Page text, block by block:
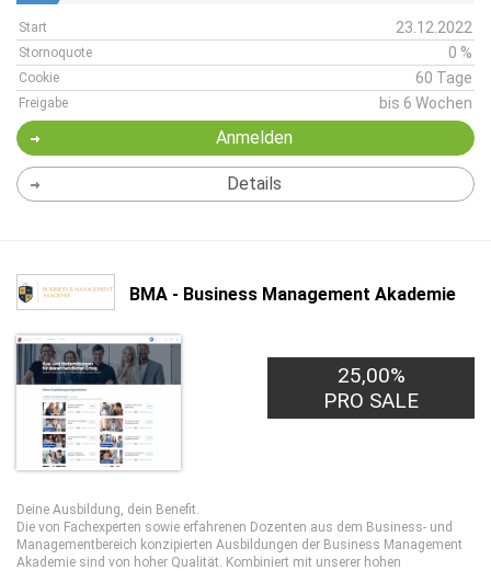
Start 23.12.2022
Stornoquote 0 %
Cookie 60 Tage
Freigabe bis 6 Wochen
Anmelden
Details
BMA - Business Management Akademie
25,00%
PRO SALE
Deine Ausbildung, dein Benefit.
Die von Fachexperten sowie erfahrenen Dozenten aus dem Business- und
Managementbereich konzipierten Ausbildungen der Business Management
Akademie sind von hoher Qualität. Kombiniert mit unserer hohen